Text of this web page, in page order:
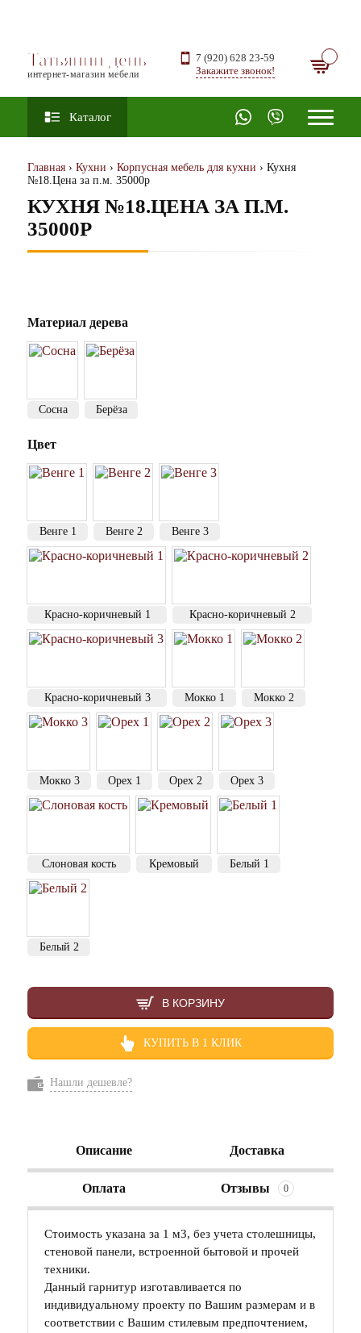
Татьянин день
интернет-магазин мебели
7 (920) 628 23-59
Закажите звонок!
Каталог
Главная › Кухни › Корпусная мебель для кухни › Кухня
№18.Цена за п.м. 35000р
КУХНЯ №18.ЦЕНА ЗА П.М.
35000Р
Материал дерева
Сосна Берёза
Цвет
Венге 1 Венге 2 Венге 3
Красно-коричневый 1 Красно-коричневый 2
Красно-коричневый 3 Мокко 1 Мокко 2
Мокко 3 Орех 1 Орех 2 Орех 3
Слоновая кость Кремовый Белый 1
Белый 2
В КОРЗИНУ
КУПИТЬ В 1 КЛИК
Нашли дешевле?
Описание Доставка
Оплата Отзывы 0
Стоимость указана за 1 м3, без учета столешницы,
стеновой панели, встроенной бытовой и прочей
техники.
Данный гарнитур изготавливается по
индивидуальному проекту по Вашим размерам и в
соответствии с Вашим стилевым предпочтением,